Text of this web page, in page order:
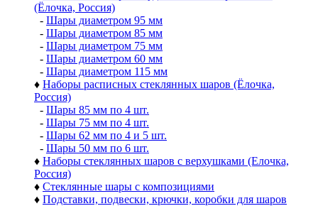
(Ёлочка, Россия)
- Шары диаметром 95 мм
- Шары диаметром 85 мм
- Шары диаметром 75 мм
- Шары диаметром 60 мм
- Шары диаметром 115 мм
♦ Наборы расписных стеклянных шаров (Ёлочка,
Россия)
- Шары 85 мм по 4 шт.
- Шары 75 мм по 4 шт.
- Шары 62 мм по 4 и 5 шт.
- Шары 50 мм по 6 шт.
♦ Наборы стеклянных шаров с верхушками (Елочка,
Россия)
♦ Стеклянные шары с композициями
♦ Подставки, подвески, крючки, коробки для шаров